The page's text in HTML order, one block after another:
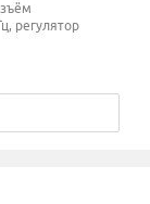
регулятор